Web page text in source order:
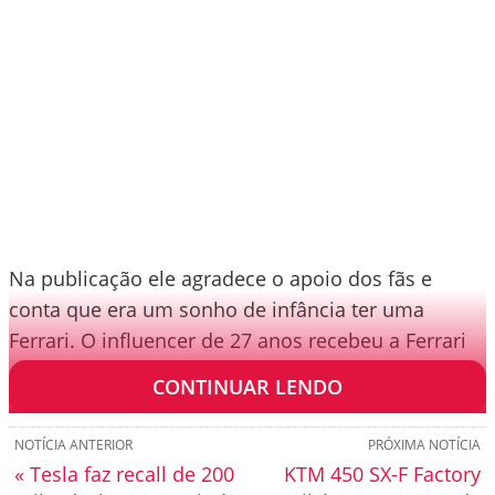
Na publicação ele agradece o apoio dos fãs e
conta que era um sonho de infância ter uma
Ferrari. O influencer de 27 anos recebeu a Ferrari
em sua casa, que fica no estado de Santa Catarina.
CONTINUAR LENDO
PRÓXIMA NOTÍCIA
KTM 450 SX-F Factory
NOTÍCIA ANTERIOR
« Tesla faz recall de 200